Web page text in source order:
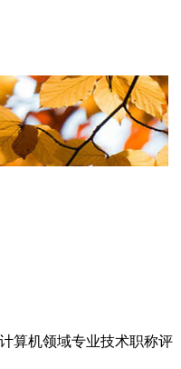
算机领域专业技术职称评